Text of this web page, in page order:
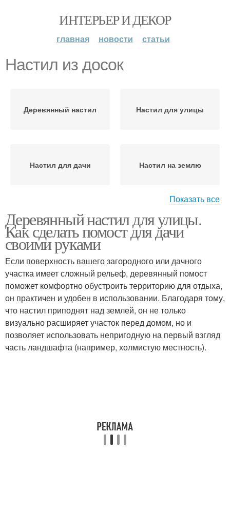
ИНТЕРЬЕР И ДЕКОР
главная новости статьи
Настил из досок
Деревянный настил Настил для улицы
Настил для дачи Настил на землю
Уличные настилы Настил перед домом
Показать все
Деревянный настил для улицы.
Как сделать помост для дачи
своими руками
Если поверхность вашего загородного или дачного
участка имеет сложный рельеф, деревянный помост
поможет комфортно обустроить территорию для отдыха,
он практичен и удобен в использовании. Благодаря тому,
что настил приподнят над землей, он не только
визуально расширяет участок перед домом, но и
позволяет использовать непригодную на первый взгляд
часть ландшафта (например, холмистую местность).